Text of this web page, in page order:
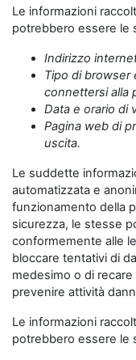
Le informazioni
potrebbero essere le
Indirizzo
Tipo di browser
connettersi alla
Data e orario di
Pagina web di
uscita.
Le suddette
automatizzata e
funzionamento della
sicurezza, le stesse
conformemente alle
bloccare tentativi di
medesimo o di
prevenire attività
Le informazioni
potrebbero essere le